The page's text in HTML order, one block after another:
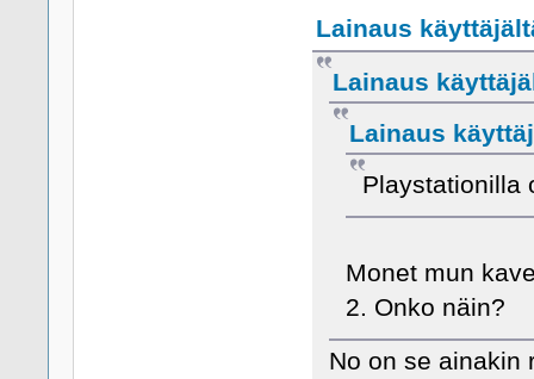
Lainaus
Lainaus
Lainaus
Playstationilla
Monet mun
2. Onko näin?
No on se ainakin